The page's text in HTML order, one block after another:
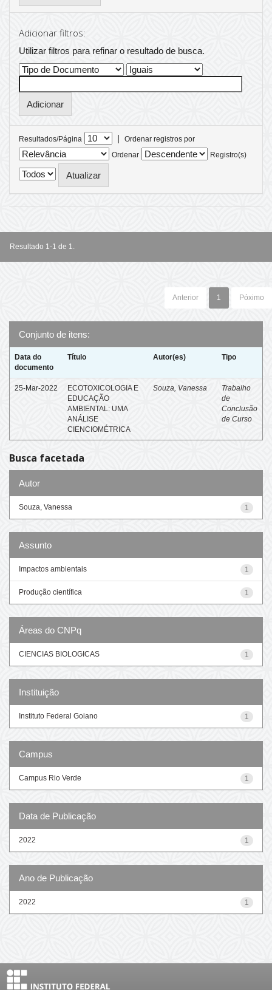
Adicionar filtros:
Utilizar filtros para refinar o resultado de busca.
Resultados/Página |
Ordenar registros por
Ordenar
Registro(s)
Resultado 1-1 de 1.
Anterior 1 Póximo
Conjunto de itens:
Data do
documento
Título Autor(es) Tipo
25-Mar-2022
ECOTOXICOLOGIA E
EDUCAÇÃO
AMBIENTAL: UMA
ANÁLISE
CIENCIOMÉTRICA
Souza, Vanessa
Trabalho
de
Conclusão
de Curso
Busca facetada
Autor
1
Souza, Vanessa
Assunto
1
Impactos ambientais
1
Produção científica
Áreas do CNPq
1
CIENCIAS BIOLOGICAS
Instituição
1
Instituto Federal Goiano
Campus
1
Campus Rio Verde
Data de Publicação
1
2022
Ano de Publicação
1
2022